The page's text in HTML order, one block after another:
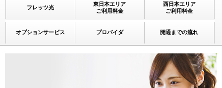
フレッツ光
東日本エリア
ご利用料金
西日本エリア
ご利用料金
オプションサービス プロバイダ 開通までの流れ